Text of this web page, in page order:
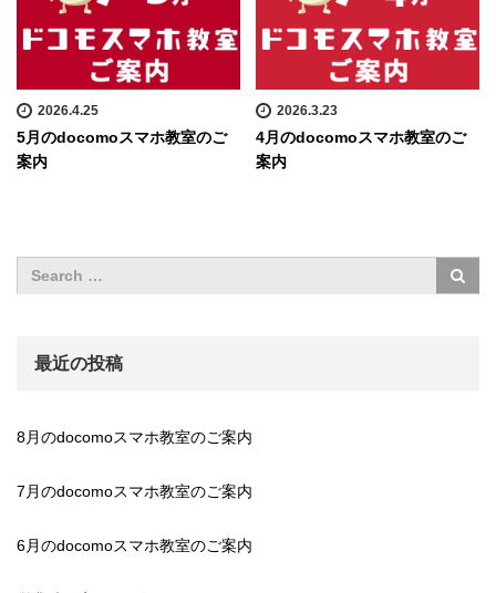
2026.4.25
5月のdocomoスマホ教室のご
案内
2026.3.23
4月のdocomoスマホ教室のご
案内
最近の投稿
8月のdocomoスマホ教室のご案内
7月のdocomoスマホ教室のご案内
6月のdocomoスマホ教室のご案内